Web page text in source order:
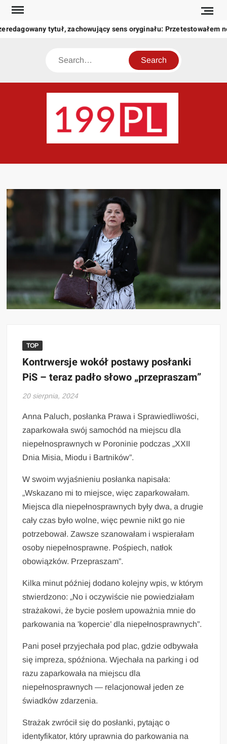
Skip
content
tytuł, zachowujący sens oryginału: Przetestowałem
Search
świat
TOP
Kontrwersje wokół postawy posłanki
PiS – teraz padło słowo „przepraszam”
20 sierpnia, 2024
Anna Paluch, posłanka Prawa i Sprawiedliwości,
zaparkowała swój samochód na miejscu dla
niepełnosprawnych w Poroninie podczas „XXII
Dnia Misia, Miodu i Bartników”.
W swoim wyjaśnieniu posłanka napisała:
„Wskazano mi to miejsce, więc zaparkowałam.
Miejsca dla niepełnosprawnych były dwa, a drugie
cały czas było wolne, więc pewnie nikt go nie
potrzebował. Zawsze szanowałam i wspierałam
osoby niepełnosprawne. Pośpiech, natłok
obowiązków. Przepraszam”.
Kilka minut później dodano kolejny wpis, w którym
stwierdzono: „No i oczywiście nie powiedziałam
strażakowi, że bycie posłem upoważnia mnie do
parkowania na 'kopercie’ dla niepełnosprawnych”.
Pani poseł przyjechała pod plac, gdzie odbywała
się impreza, spóźniona. Wjechała na parking i od
razu zaparkowała na miejscu dla
niepełnosprawnych — relacjonował jeden ze
świadków zdarzenia.
Strażak zwrócił się do posłanki, pytając o
identyfikator, który uprawnia do parkowania na